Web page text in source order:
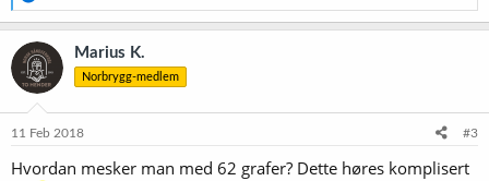
e
a
k
s
j
o
e
:
Marius K.
Norbrygg-medlem
11 Feb 2018 #3
Hvordan mesker man med 62 grafer? Dette høres komplisert